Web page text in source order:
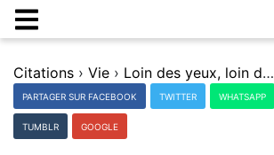
Citations › Vie › Loin des yeux, loin du coeur.
PARTAGER SUR FACEBOOK TWITTER WHATSAPP
TUMBLR GOOGLE